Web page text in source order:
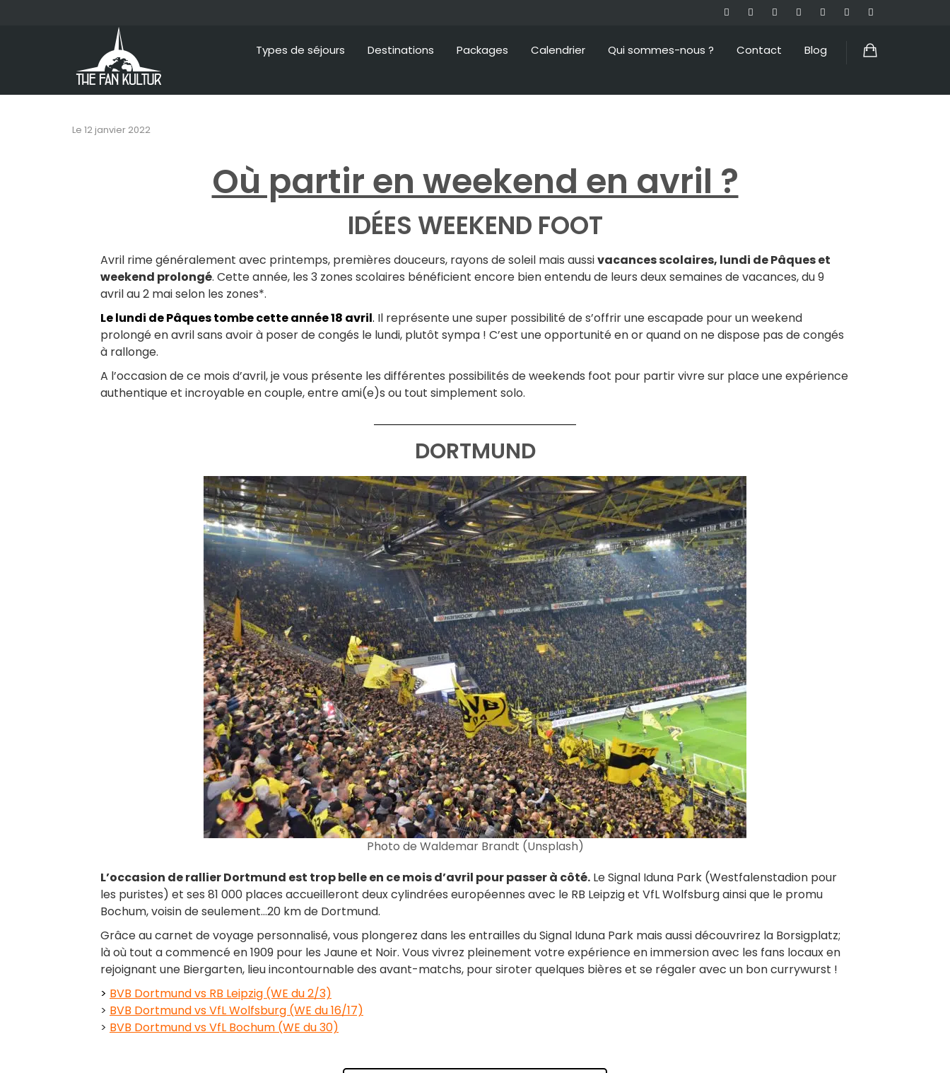
Types de séjours Destinations Packages Calendrier Qui sommes-nous ? Contact Blog
Le 12 janvier 2022
Où partir en weekend en avril ?
IDÉES WEEKEND FOOT
Avril rime généralement avec printemps, premières douceurs, rayons de soleil mais aussivacances scolaires, lundi de Pâques et
weekend prolongé. Cette année, les 3 zones scolaires bénéficient encore bien entendu de leurs deux semaines de vacances, du 9
avril au 2 mai selon les zones*.
Le lundi de Pâques tombe cette année 18 avril. Il représente une super possibilité de s’offrir une escapade pour un weekend
prolongé en avril sans avoir à poser de congés le lundi, plutôt sympa ! C’est une opportunité en or quand on ne dispose pas de congés
à rallonge.
A l’occasion de ce mois d’avril, je vous présente les différentes possibilités de weekends foot pour partir vivre sur place une expérience
authentique et incroyable en couple, entre ami(e)s ou tout simplement solo.
DORTMUND
Photo de Waldemar Brandt (Unsplash)
L’occasion de rallier Dortmund est trop belle en ce mois d’avril pour passer à côté. Le Signal Iduna Park (Westfalenstadion pour
les puristes) et ses 81 000 places accueilleront deux cylindrées européennes avec le RB Leipzig et VfL Wolfsburg ainsi que le promu
Bochum, voisin de seulement…20 km de Dortmund.
Grâce au carnet de voyage personnalisé, vous plongerez dans les entrailles du Signal Iduna Park mais aussi découvrirez la Borsigplatz;
là où tout a commencé en 1909 pour les Jaune et Noir. Vous vivrez pleinement votre expérience en immersion avec les fans locaux en
rejoignant une Biergarten, lieu incontournable des avant-matchs, pour siroter quelques bières et se régaler avec un bon currywurst !
> BVB Dortmund vs RB Leipzig (WE du 2/3)
> BVB Dortmund vs VfL Wolfsburg (WE du 16/17)
> BVB Dortmund vs VfL Bochum (WE du 30)